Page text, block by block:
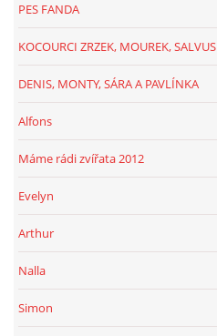
PES FANDA
KOCOURCI ZRZEK, MOUREK, SALVUS
DENIS, MONTY, SÁRA A PAVLÍNKA
Alfons
Máme rádi zvířata 2012
Evelyn
Arthur
Nalla
Simon